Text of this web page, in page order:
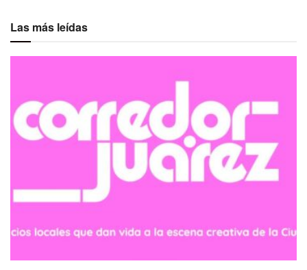
Las más leídas